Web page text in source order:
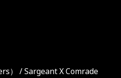
） / Sargeant X Comrade